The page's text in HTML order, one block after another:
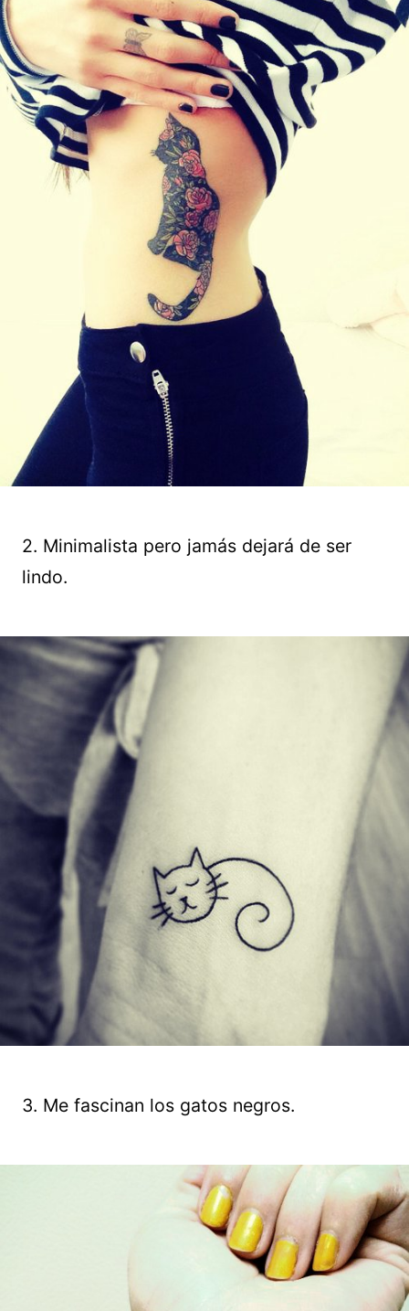
2. Minimalista pero jamás dejará de ser
lindo.
3. Me fascinan los gatos negros.